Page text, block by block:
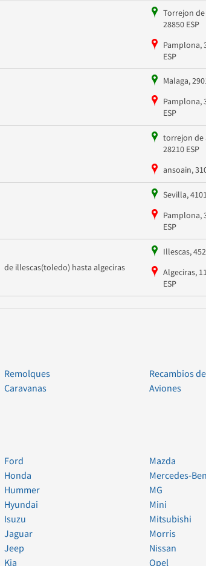
Torrejon
28850 ESP
Pamplona,
ESP
Malaga,
Pamplona,
ESP
torrejon de
28210 ESP
ansoain,
Sevilla,
Pamplona,
ESP
de illescas(toledo) hasta algeciras
Illescas,
Algeciras,
ESP
Remolques
Caravanas
Recambios
Aviones
Ford
Honda
Hummer
Hyundai
Isuzu
Jaguar
Jeep
Kia
Mazda
Mercedes-
MG
Mini
Mitsubishi
Morris
Nissan
Opel